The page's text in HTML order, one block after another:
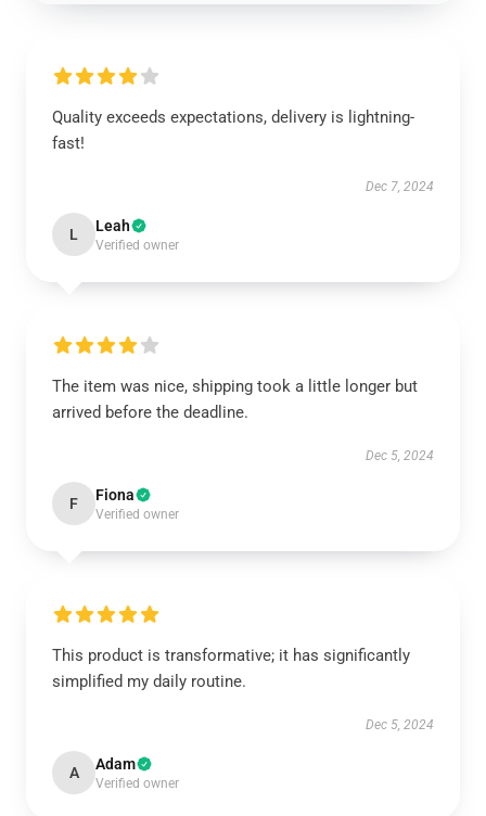
Quality exceeds expectations, delivery is lightning-
fast!
Dec 7, 2024
L Leah
Verified owner
The item was nice, shipping took a little longer but
arrived before the deadline.
Dec 5, 2024
F Fiona
Verified owner
This product is transformative; it has significantly
simplified my daily routine.
Dec 5, 2024
A Adam
Verified owner